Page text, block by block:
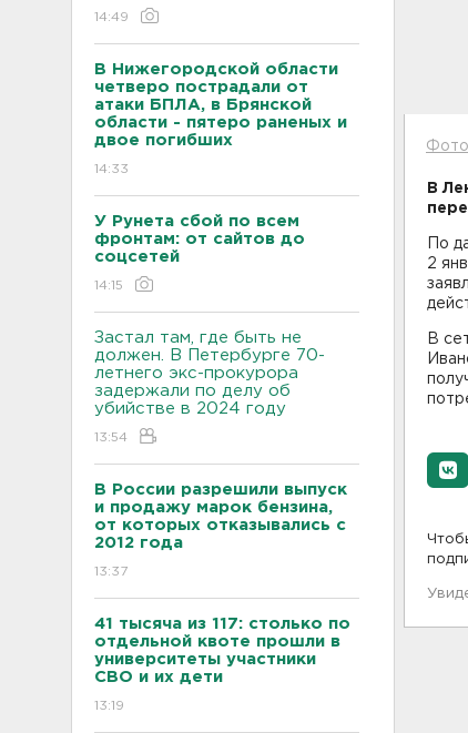
14:49
В Нижегородской области
четверо пострадали от
атаки БПЛА, в Брянской
области - пятеро раненых и
двое погибших
14:33
У Рунета сбой по всем
фронтам: от сайтов до
соцсетей
14:15
Застал там, где быть не
должен. В Петербурге 70-
летнего экс-прокурора
задержали по делу об
убийстве в 2024 году
13:54
В России разрешили выпуск
и продажу марок бензина,
от которых отказывались с
2012 года
13:37
41 тысяча из 117: столько по
отдельной квоте прошли в
университеты участники
СВО и их дети
13:19
В
По
2
В